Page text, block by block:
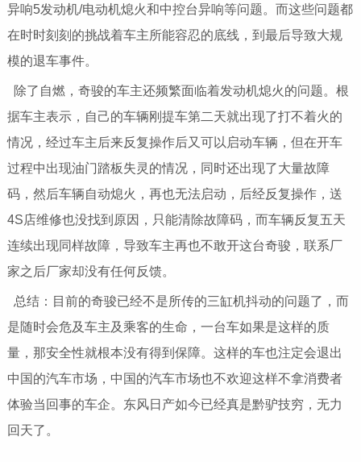
异响5发动机/电动机熄火和中控台异响等问题。而这些问题都
在时时刻刻的挑战着车主所能容忍的底线，到最后导致大规
模的退车事件。
除了自燃，奇骏的车主还频繁面临着发动机熄火的问题。根
据车主表示，自己的车辆刚提车第二天就出现了打不着火的
情况，经过车主后来反复操作后又可以启动车辆，但在开车
过程中出现油门踏板失灵的情况，同时还出现了大量故障
码，然后车辆自动熄火，再也无法启动，后经反复操作，送
4S店维修也没找到原因，只能清除故障码，而车辆反复五天
连续出现同样故障，导致车主再也不敢开这台奇骏，联系厂
家之后厂家却没有任何反馈。
总结：目前的奇骏已经不是所传的三缸机抖动的问题了，而
是随时会危及车主及乘客的生命，一台车如果是这样的质
量，那安全性就根本没有得到保障。这样的车也注定会退出
中国的汽车市场，中国的汽车市场也不欢迎这样不拿消费者
体验当回事的车企。东风日产如今已经真是黔驴技穷，无力
回天了。